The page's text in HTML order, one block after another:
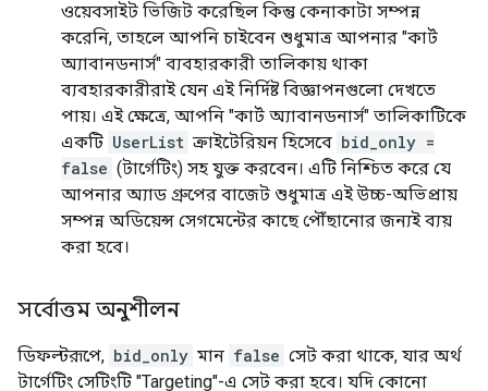
ওয়েবসাইট ভিজিট করেছিল কিন্তু কেনাকাটা সম্পন্ন
করেনি, তাহলে আপনি চাইবেন শুধুমাত্র আপনার "কার্ট
অ্যাবানডনার্স" ব্যবহারকারী তালিকায় থাকা
ব্যবহারকারীরাই যেন এই নির্দিষ্ট বিজ্ঞাপনগুলো দেখতে
পায়। এই ক্ষেত্রে, আপনি "কার্ট অ্যাবানডনার্স" তালিকাটিকে
একটি UserList ক্রাইটেরিয়ন হিসেবে bid_only =
false (টার্গেটিং) সহ যুক্ত করবেন। এটি নিশ্চিত করে যে
আপনার অ্যাড গ্রুপের বাজেট শুধুমাত্র এই উচ্চ-অভিপ্রায়
সম্পন্ন অডিয়েন্স সেগমেন্টের কাছে পৌঁছানোর জন্যই ব্যয়
করা হবে।
সর্বোত্তম অনুশীলন
ডিফল্টরূপে, bid_only মান false সেট করা থাকে, যার অর্থ
টার্গেটিং সেটিংটি "Targeting"-এ সেট করা হবে। যদি কোনো